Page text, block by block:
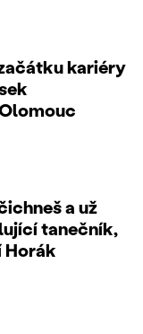
kariéry
a už
tanečník,
Horák